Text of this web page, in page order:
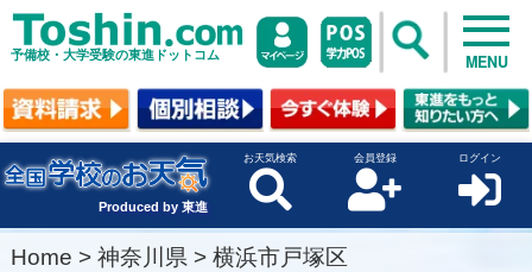
予備校・大学受験の東進ドットコム MENU
Produced by 東進
お天気検索 会員登録 ログイン
Home > 神奈川県 > 横浜市戸塚区